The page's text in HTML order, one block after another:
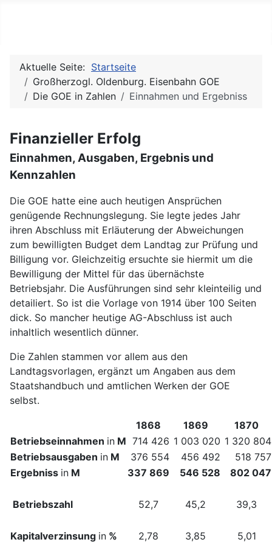
Aktuelle Seite: Startseite
Großherzogl. Oldenburg. Eisenbahn GOE
Die GOE in Zahlen
Einnahmen und Ergebniss
Finanzieller Erfolg
Einnahmen, Ausgaben, Ergebnis und
Kennzahlen
Die GOE hatte eine auch heutigen Ansprüchen
genügende Rechnungslegung. Sie legte jedes Jahr
ihren Abschluss mit Erläuterung der Abweichungen
zum bewilligten Budget dem Landtag zur Prüfung und
Billigung vor. Gleichzeitig ersuchte sie hiermit um die
Bewilligung der Mittel für das übernächste
Betriebsjahr. Die Ausführungen sind sehr kleinteilig und
detailiert. So ist die Vorlage von 1914 über 100 Seiten
dick. So mancher heutige AG-Abschluss ist auch
inhaltlich wesentlich dünner.
Die Zahlen stammen vor allem aus den
Landtagsvorlagen, ergänzt um Angaben aus dem
Staatshandbuch und amtlichen Werken der GOE
selbst.
1868 1869
1870
Betriebseinnahmen in M 714 426 1 003 020 1 320 804
Betriebsausgaben in M 376 554 456 492
518 757
Ergebniss in M 337 869 546 528 802 047
Betriebszahl 52,7 45,2 39,3
Kapitalverzinsung in % 2,78 3,85
5,01